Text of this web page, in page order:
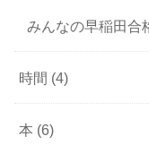
みんなの早稲田合
時間 (4)
本 (6)